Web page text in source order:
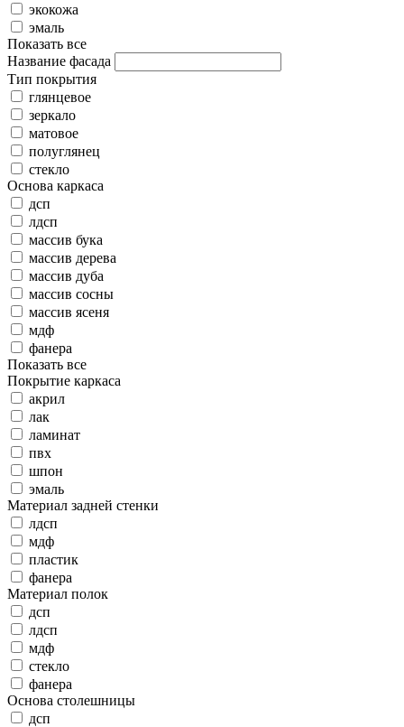
экокожа
эмаль
Показать все
Название фасада
Тип покрытия
глянцевое
зеркало
матовое
полуглянец
стекло
Основа каркаса
дсп
лдсп
массив бука
массив дерева
массив дуба
массив сосны
массив ясеня
мдф
фанера
Показать все
Покрытие каркаса
акрил
лак
ламинат
пвх
шпон
эмаль
Материал задней стенки
лдсп
мдф
пластик
фанера
Материал полок
дсп
лдсп
мдф
стекло
фанера
Основа столешницы
дсп